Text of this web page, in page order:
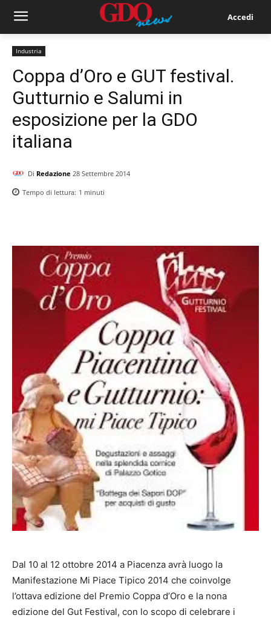
Accedi
Industria
Coppa d’Oro e GUT festival.
Gutturnio e Salumi in
esposizione per la GDO
italiana
Di Redazione 28 Settembre 2014
Tempo di lettura: 1 minuti
Dal 10 al 12 ottobre 2014 a Piacenza avrà luogo la
Manifestazione Mi Piace Tipico 2014 che coinvolge
l’ottava edizione del Premio Coppa d’Oro e la nona
edizione del Gut Festival, con lo scopo di celebrare i